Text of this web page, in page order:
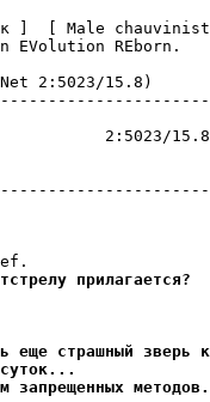
]  [ Male
EVolution REborn.
2:5023/15.8)
2:5023/15.8
пpилагается?
еще страшный зверь
методов.